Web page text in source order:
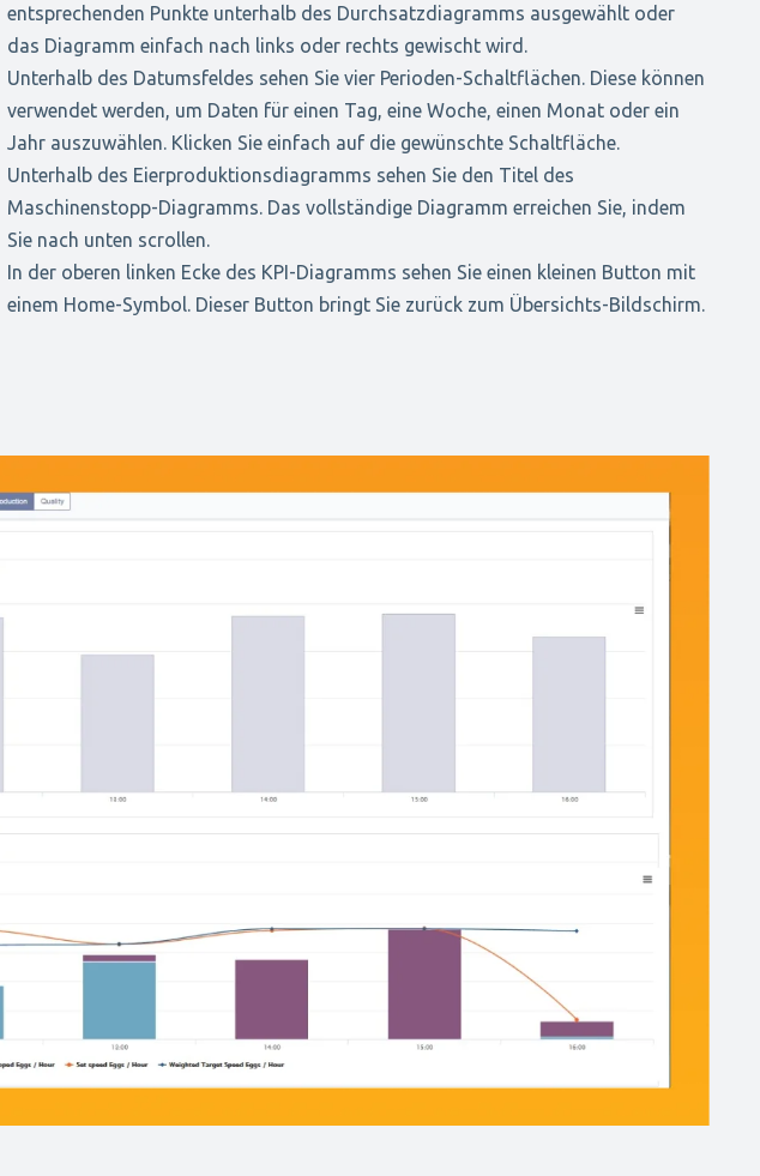
entsprechenden Punkte unterhalb des Durchsatzdiagramms ausgewählt oder
das Diagramm einfach nach links oder rechts gewischt wird.
Unterhalb des Datumsfeldes sehen Sie vier Perioden-Schaltflächen. Diese können
verwendet werden, um Daten für einen Tag, eine Woche, einen Monat oder ein
Jahr auszuwählen. Klicken Sie einfach auf die gewünschte Schaltfläche.
Unterhalb des Eierproduktionsdiagramms sehen Sie den Titel des
Maschinenstopp-Diagramms. Das vollständige Diagramm erreichen Sie, indem
Sie nach unten scrollen.
In der oberen linken Ecke des KPI-Diagramms sehen Sie einen kleinen Button mit
einem Home-Symbol. Dieser Button bringt Sie zurück zum Übersichts-Bildschirm.